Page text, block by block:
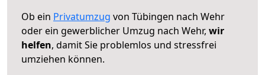
Ob ein Privatumzug von Tübingen nach Wehr
oder ein gewerblicher Umzug nach Wehr, wir
helfen, damit Sie problemlos und stressfrei
umziehen können.